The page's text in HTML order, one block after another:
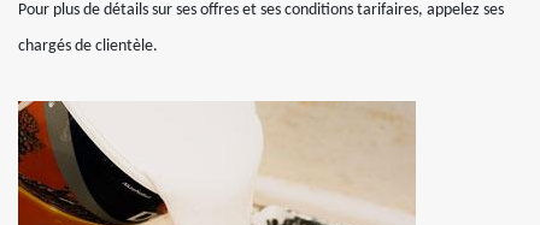
Pour plus de détails sur ses offres et ses conditions tarifaires, appelez ses
chargés de clientèle.